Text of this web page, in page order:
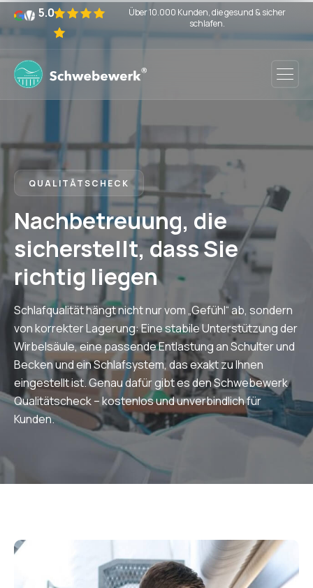
5.0
Über 10.000 Kunden, die gesund & sicher
schlafen.
QUALITÄTSCHECK
Nachbetreuung, die
sicherstellt, dass Sie
richtig liegen
Schlafqualität hängt nicht nur vom „Gefühl“ ab, sondern
von korrekter Lagerung: Eine stabile Unterstützung der
Wirbelsäule, eine passende Entlastung an Schulter und
Becken und ein Schlafsystem, das exakt zu Ihnen
eingestellt ist. Genau dafür gibt es den Schwebewerk
Qualitätscheck – kostenlos und unverbindlich für
Kunden.